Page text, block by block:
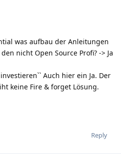
was aufbau der Anleitungen
nicht Open Source Profi? -> Ja
Auch hier ein Ja. Der
keine Fire & forget Lösung.
Reply